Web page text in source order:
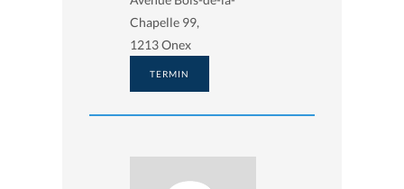
Chapelle 99,
1213 Onex
TERMIN